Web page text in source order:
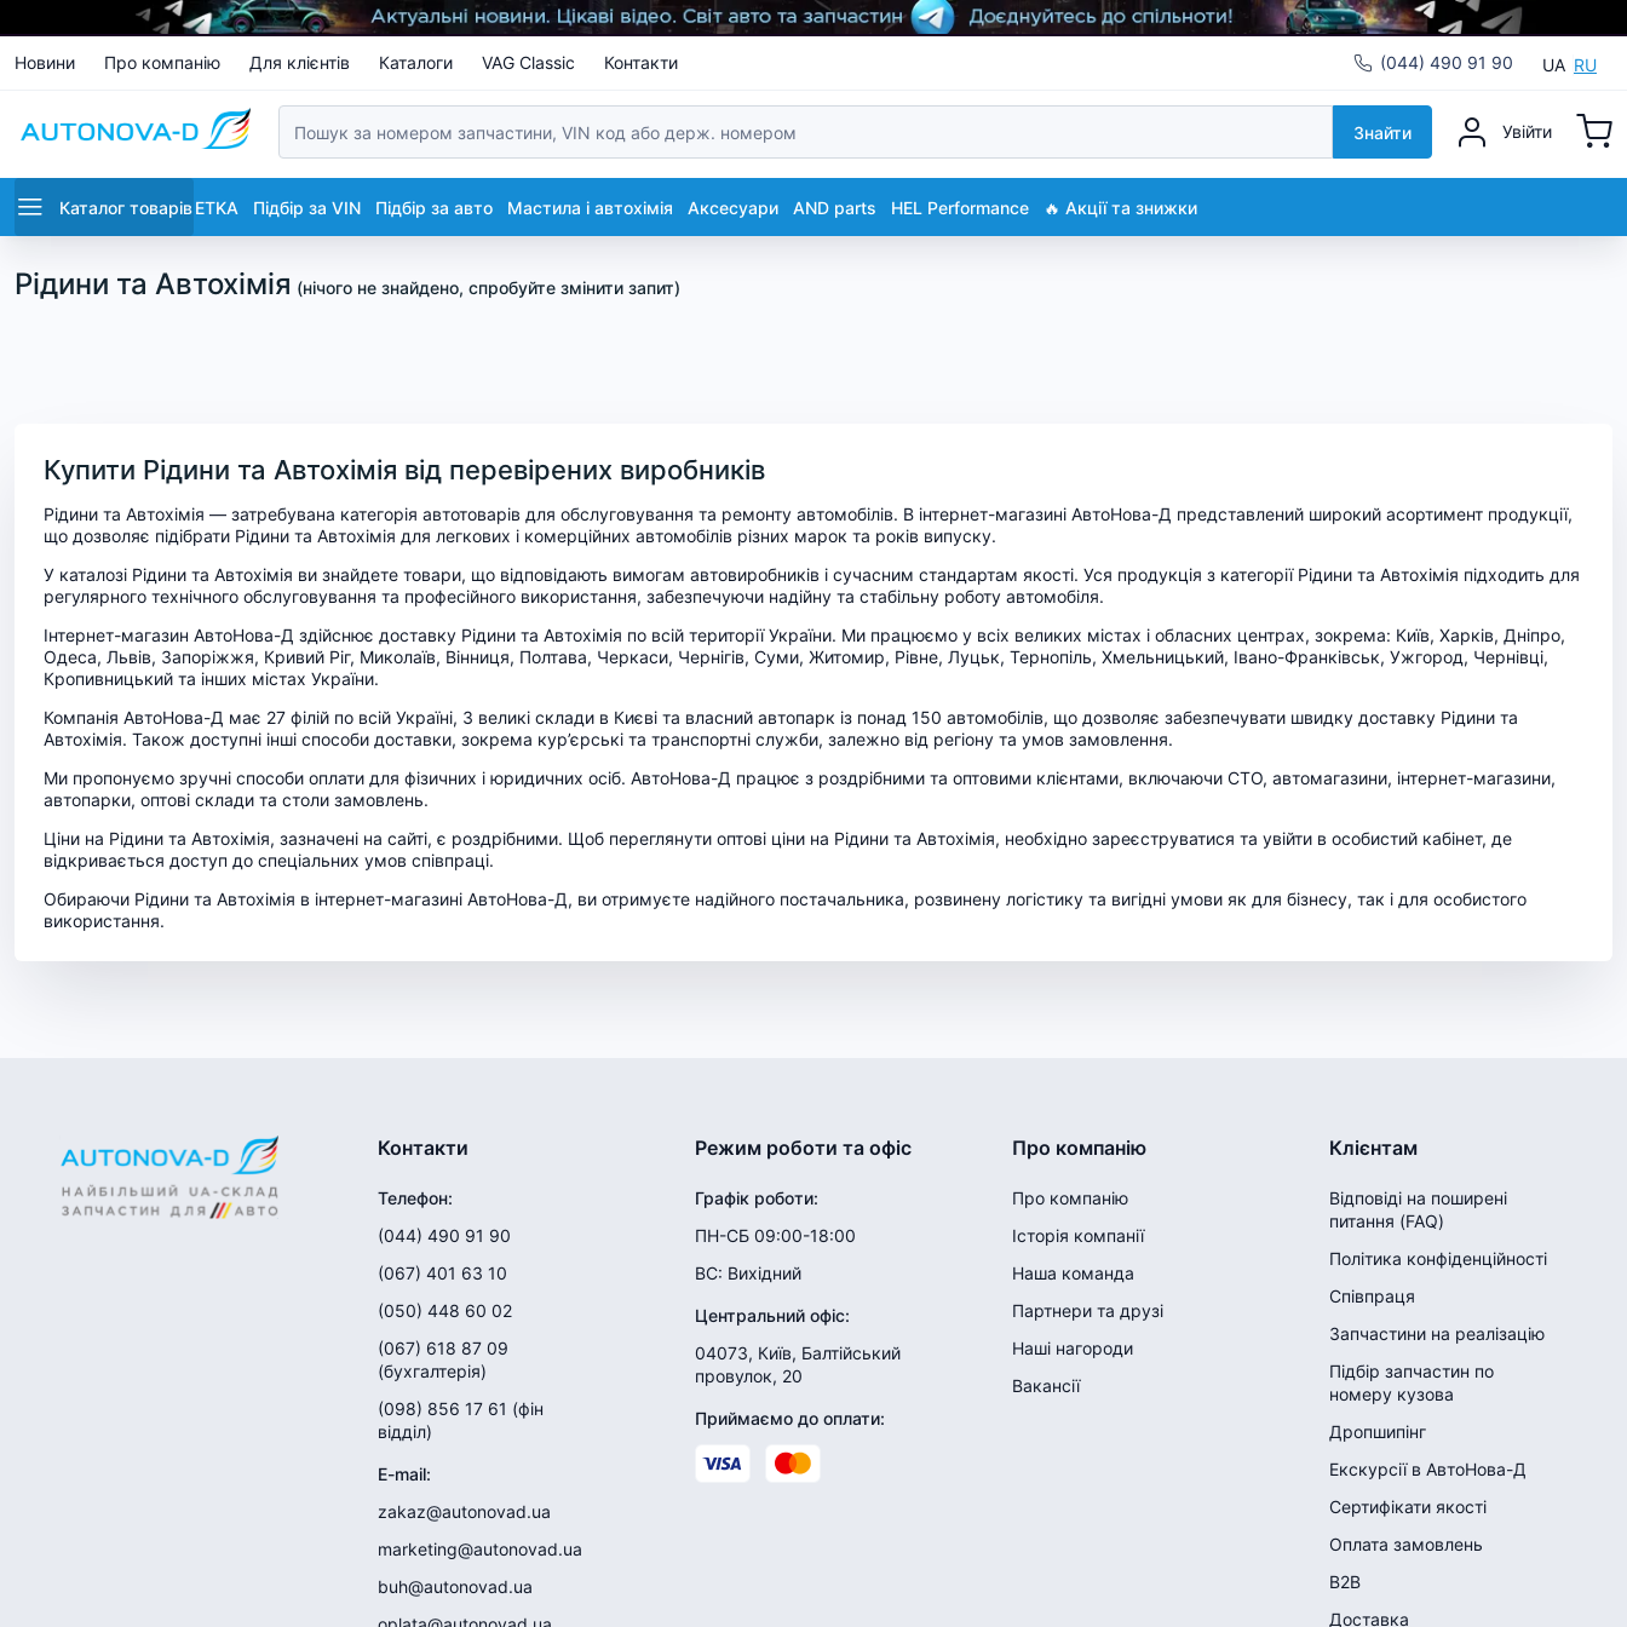
Новини Про компанію Для клієнтів Каталоги VAG Classic Контакти (044) 490 91 90 UA RU
Знайти Увійти
Каталог товарівETKA Підбір за VIN Підбір за авто Мастила і автохімія Аксесуари AND parts HEL Performance 🔥 Акції та знижки
Рідини та Автохімія (нічого не знайдено, спробуйте змінити запит)
Купити Рідини та Автохімія від перевірених виробників
Рідини та Автохімія — затребувана категорія автотоварів для обслуговування та ремонту автомобілів. В інтернет-магазині АвтоНова-Д представлений широкий асортимент продукції,
що дозволяє підібрати Рідини та Автохімія для легкових і комерційних автомобілів різних марок та років випуску.
У каталозі Рідини та Автохімія ви знайдете товари, що відповідають вимогам автовиробників і сучасним стандартам якості. Уся продукція з категорії Рідини та Автохімія підходить для
регулярного технічного обслуговування та професійного використання, забезпечуючи надійну та стабільну роботу автомобіля.
Інтернет-магазин АвтоНова-Д здійснює доставку Рідини та Автохімія по всій території України. Ми працюємо у всіх великих містах і обласних центрах, зокрема: Київ, Харків, Дніпро,
Одеса, Львів, Запоріжжя, Кривий Ріг, Миколаїв, Вінниця, Полтава, Черкаси, Чернігів, Суми, Житомир, Рівне, Луцьк, Тернопіль, Хмельницький, Івано-Франківськ, Ужгород, Чернівці,
Кропивницький та інших містах України.
Компанія АвтоНова-Д має 27 філій по всій Україні, 3 великі склади в Києві та власний автопарк із понад 150 автомобілів, що дозволяє забезпечувати швидку доставку Рідини та
Автохімія. Також доступні інші способи доставки, зокрема кур’єрські та транспортні служби, залежно від регіону та умов замовлення.
Ми пропонуємо зручні способи оплати для фізичних і юридичних осіб. АвтоНова-Д працює з роздрібними та оптовими клієнтами, включаючи СТО, автомагазини, інтернет-магазини,
автопарки, оптові склади та столи замовлень.
Ціни на Рідини та Автохімія, зазначені на сайті, є роздрібними. Щоб переглянути оптові ціни на Рідини та Автохімія, необхідно зареєструватися та увійти в особистий кабінет, де
відкривається доступ до спеціальних умов співпраці.
Обираючи Рідини та Автохімія в інтернет-магазині АвтоНова-Д, ви отримуєте надійного постачальника, розвинену логістику та вигідні умови як для бізнесу, так і для особистого
використання.
Контакти
Телефон:
(044) 490 91 90
(067) 401 63 10
(050) 448 60 02
(067) 618 87 09
(бухгалтерія)
(098) 856 17 61 (фін
відділ)
E-mail:
zakaz@autonovad.ua
marketing@autonovad.ua
buh@autonovad.ua
Режим роботи та офіс
Графік роботи:
ПН-СБ 09:00-18:00
ВС: Вихідний
Центральний офіс:
04073, Київ, Балтійський
провулок, 20
Приймаємо до оплати:
Про компанію
Про компанію
Історія компанії
Наша команда
Партнери та друзі
Наші нагороди
Вакансії
Клієнтам
Відповіді на поширені
питання (FAQ)
Політика конфіденційності
Співпраця
Запчастини на реалізацію
Підбір запчастин по
номеру кузова
Дропшипінг
Екскурсії в АвтоНова-Д
Сертифікати якості
Оплата замовлень
B2B
Доставка